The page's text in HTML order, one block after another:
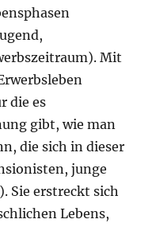
Mit
die es
gibt, wie man
die sich in dieser
junge
Sie erstreckt sich
Lebens,